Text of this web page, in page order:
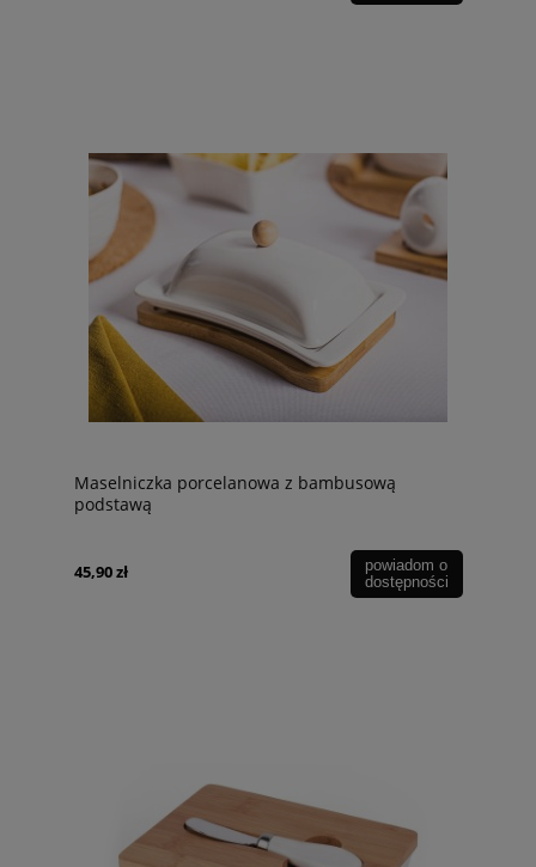
Maselniczka porcelanowa z bambusową
podstawą
45,90 zł
powiadom o
dostępności